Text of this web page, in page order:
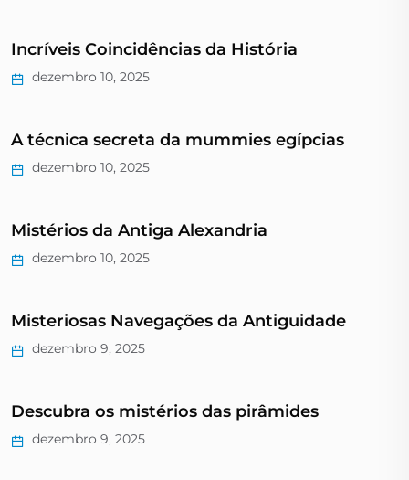
Incríveis Coincidências da História
dezembro 10, 2025
A técnica secreta da mummies egípcias
dezembro 10, 2025
Mistérios da Antiga Alexandria
dezembro 10, 2025
Misteriosas Navegações da Antiguidade
dezembro 9, 2025
Descubra os mistérios das pirâmides
dezembro 9, 2025